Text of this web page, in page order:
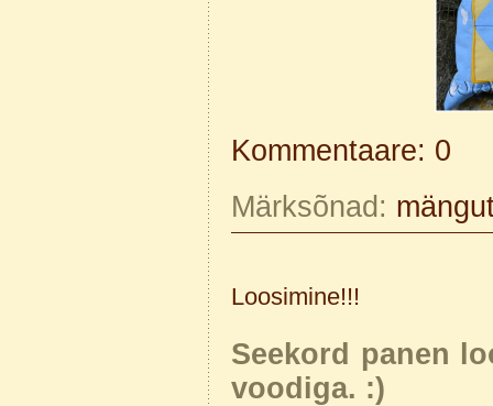
Kommentaare: 0
Märksõnad:
Loosimine!!!
Seekord panen
voodiga. :)